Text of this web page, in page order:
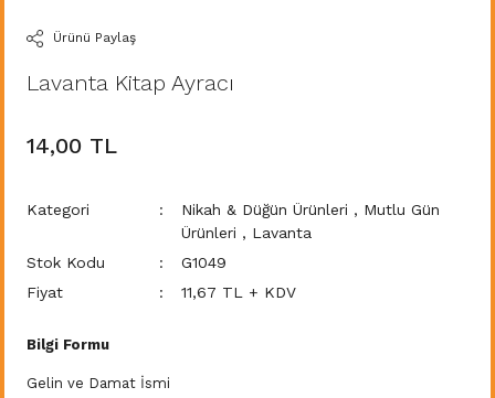
Ürünü Paylaş
Lavanta Kitap Ayracı
14,00 TL
Kategori Nikah & Düğün Ürünleri , Mutlu Gün
Ürünleri , Lavanta
Stok Kodu
G1049
Fiyat
11,67 TL + KDV
Bilgi Formu
Gelin ve Damat İsmi